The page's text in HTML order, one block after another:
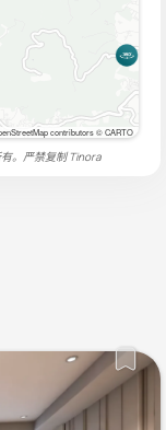
contributors © CARTO
。严禁复制Tinora